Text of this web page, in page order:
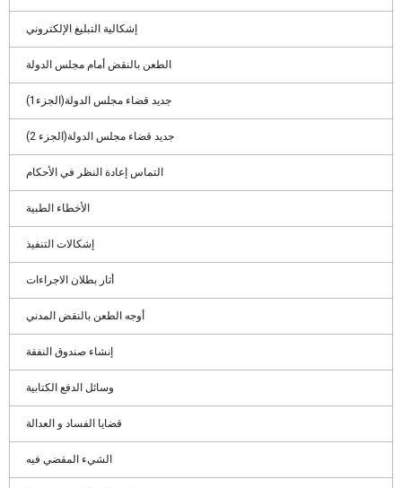
إشكالية التبليغ الإلكتروني
الطعن بالنقض أمام مجلس الدولة
جديد قضاء مجلس الدولة(الجزء1)
جديد قضاء مجلس الدولة(الجزء 2)
التماس إعادة النظر في الأحكام
الأخطاء الطبية
إشكالات التنفيذ
أثار بطلان الاجراءات
أوجه الطعن بالنقض المدني
إنشاء صندوق النفقة
وسائل الدفع الكتابية
قضايا الفساد و العدالة
الشيء المقضي فيه